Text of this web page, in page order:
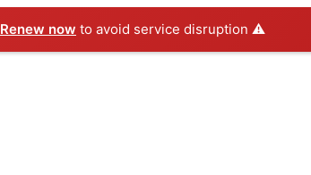
⚠️ Hosting plan for this site has expired.
Renew now to avoid service disruption.